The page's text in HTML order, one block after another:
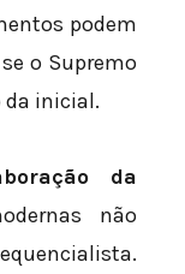
podem
o Supremo
da inicial.
da
não